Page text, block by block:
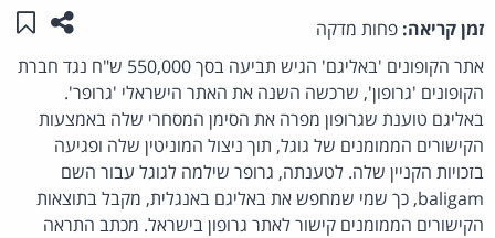
זמן קריאה: פחות מדקה שתפו
אתר הקופונים 'באליגם' הגיש תביעה בסך 550,000 ש"ח נגד חברת
הקופונים 'גרופון', שרכשה השנה את האתר הישראלי 'גרופר'.
באליגם טוענת שגרופון מפרה את הסימן המסחרי שלה באמצעות
הקישורים הממומנים של גוגל, תוך ניצול המוניטין שלה ופגיעה
בזכויות הקניין שלה. לטענתה, גרופר שילמה לגוגל עבור השם
baligam, כך שמי שמחפש את באליגם באנגלית, מקבל בתוצאות
הקישורים הממומנים קישור לאתר גרופון בישראל. מכתב התראה